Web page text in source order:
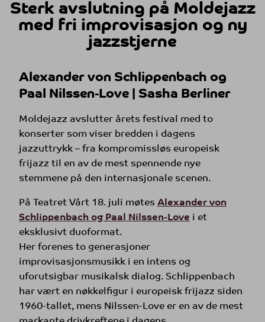
Sterk avslutning på Moldejazz
med fri improvisasjon og ny
jazzstjerne
Alexander von Schlippenbach og
Paal Nilssen-Love | Sasha Berliner
Moldejazz avslutter årets festival med to
konserter som viser bredden i dagens
jazzuttrykk – fra kompromissløs europeisk
frijazz til en av de mest spennende nye
stemmene på den internasjonale scenen.
På Teatret Vårt 18. juli møtes Alexander von
Schlippenbach og Paal Nilssen-Love i et
eksklusivt duoformat.
Her forenes to generasjoner
improvisasjonsmusikk i en intens og
uforutsigbar musikalsk dialog. Schlippenbach
har vært en nøkkelfigur i europeisk frijazz siden
1960-tallet, mens Nilssen-Love er en av de mest